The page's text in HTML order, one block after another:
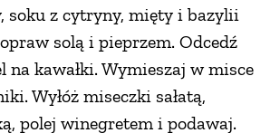
soku z cytryny, mięty i bazylii
solą i pieprzem. Odcedź
na kawałki. Wymieszaj w misce
Wyłóż miseczki sałatą,
polej winegretem i podawaj.